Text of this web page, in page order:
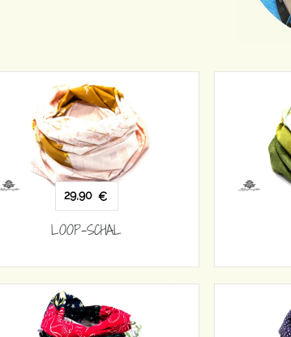
29,90 €
LOOP-SCHAL